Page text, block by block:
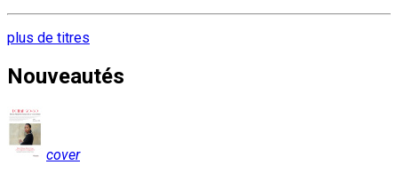
plus de titres
Nouveautés
cover